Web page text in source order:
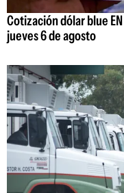
Cotización dólar blue
jueves 6 de agosto